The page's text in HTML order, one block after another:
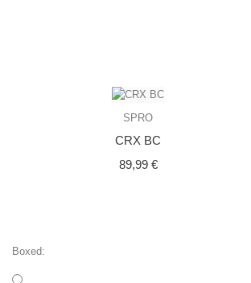
SPRO
CRX BC
89,99 €Prix
Boxed: